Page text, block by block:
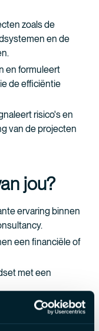
zoals de
en de
en formuleert
de efficiëntie
risico's en
van de projecten
jou?
ervaring binnen
een financiële of
met een
en voelt